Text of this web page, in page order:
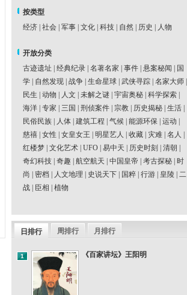
按类型
经济 社会 军事 文化 科技 自然 历史 人物
开放分类
古迹遗址
经典纪录 名著名家 事件 悬案秘闻
国
学
自然发现 战争 生命星球 武侠寻踪 名家大师
民生
动物 人文 未解之谜 宇宙奥秘 科学探索
海洋 专家 三国 刑侦案件 宗教 历史揭秘 生活
民俗民族
人体 建筑工程 气候 能源环保 运动
慈禧 女性 女皇女王 明星艺人 收藏 灾难 名人
红楼梦 文化艺术 UFO 易中天 历史时刻 清朝
奇幻科技 奇趣 航空航天 中国皇帝 考古探秘
时
尚
密档 人文地理 史说天下 国粹 行游 皇陵
二
战
臣相 植物
日排行 周排行 月排行
1 《百家讲坛》王阳明